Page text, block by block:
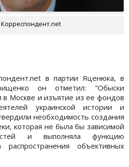
в партии Яценюка, в
он отметил: "Обыски
в Москве и изъятие из ее фондов
украинской истории и
необходимость создания
которая не была бы зависимой
и выполняла функцию
распространения объективных